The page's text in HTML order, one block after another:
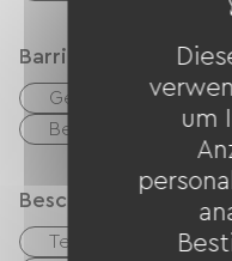
Barrierefreiheit
Geeignete Unterkunft
Beschreibung
Terrasse
um